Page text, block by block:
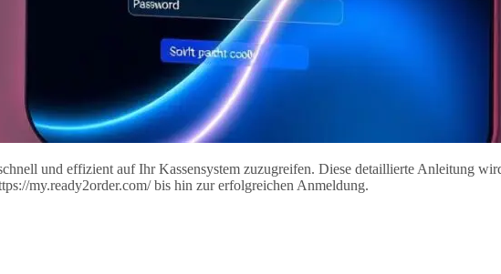
und effizient auf Ihr Kassensystem zuzugreifen. Diese detaillierte Anleitung
my.ready2order.com/ bis hin zur erfolgreichen Anmeldung.